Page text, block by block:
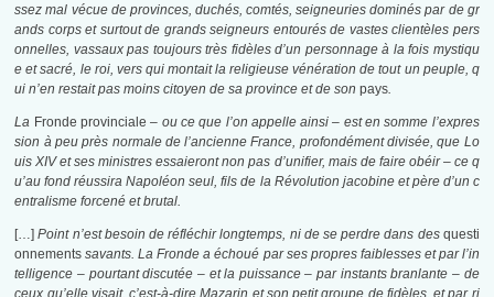
ssez mal vécue de provinces, duchés, comtés, seigneuries dominés par de gr
ands corps et surtout de grands seigneurs entourés de vastes clientèles pers
onnelles, vassaux pas toujours très fidèles d’un personnage à la fois mystiqu
e et sacré, le roi, vers qui montait la religieuse vénération de tout un peuple, q
ui n’en restait pas moins citoyen de sa province et de son pays.
La Fronde provinciale – ou ce que l’on appelle ainsi – est en somme l’expres
sion à peu près normale de l’ancienne France, profondément divisée, que Lo
uis XIV et ses ministres essaieront non pas d’unifier, mais de faire obéir – ce q
u’au fond réussira Napoléon seul, fils de la Révolution jacobine et père d’un c
entralisme forcené et brutal.
[…]Point n’est besoin de réfléchir longtemps, ni de se perdre dans des questi
onnements savants. La Fronde a échoué par ses propres faiblesses et par l’in
telligence – pourtant discutée – et la puissance – par instants branlante – de
ceux qu’elle visait, c’est-à-dire Mazarin et son petit groupe de fidèles, et par ri